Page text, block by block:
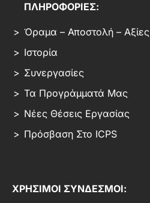
ΠΛΗΡΟΦΟΡΙΕΣ:
Όραμα – Αποστολή – Αξίες
Ιστορία
Συνεργασίες
Τα Προγράμματά Μας
Νέες Θέσεις Εργασίας
Πρόσβαση Στο ICPS
ΧΡΗΣΙΜΟΙ ΣΥΝΔΕΣΜΟΙ: